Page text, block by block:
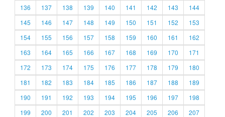
136
137 138 139 140 141 142 143
144
145
146 147 148 149 150 151 152
153
154
155 156 157 158 159 160 161
162
163
164 165 166 167 168 169 170
171
172
173 174 175 176 177 178 179
180
181
182 183 184 185 186 187 188
189
190
191 192 193 194 195 196 197
198
199
200 201 202 203 204 205 206
207